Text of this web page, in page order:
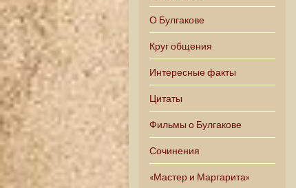
О Булгакове
Круг общения
Интересные факты
Цитаты
Фильмы о Булгакове
Сочинения
«Мастер и Маргарита»